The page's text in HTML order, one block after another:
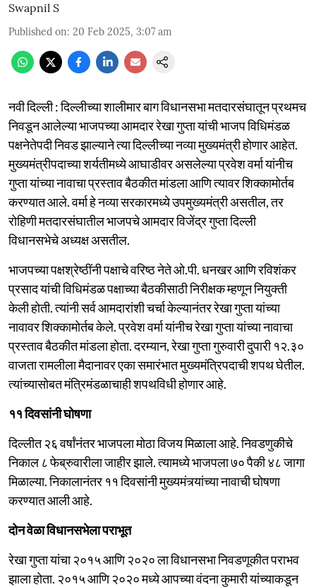
Swapnil S
Published on: 20 Feb 2025, 3:07 am
नवी दिल्ली : दिल्लीच्या शालीमार बाग विधानसभा मतदारसंघातून प्रथमच
निवडून आलेल्या भाजपच्या आमदार रेखा गुप्ता यांची भाजप विधिमंडळ
पक्षनेतेपदी निवड झाल्याने त्या दिल्लीच्या नव्या मुख्यमंत्री होणार आहेत.
मुख्यमंत्रीपदाच्या शर्यतीमध्ये आघाडीवर असलेल्या प्रवेश वर्मा यांनीच
गुप्ता यांच्या नावाचा प्रस्ताव बैठकीत मांडला आणि त्यावर शिक्कामोर्तब
करण्यात आले. वर्मा हे नव्या सरकारमध्ये उपमुख्यमंत्री असतील, तर
रोहिणी मतदारसंघातील भाजपचे आमदार विजेंद्र गुप्ता दिल्ली
विधानसभेचे अध्यक्ष असतील.
भाजपच्या पक्षश्रेष्ठींनी पक्षाचे वरिष्ठ नेते ओ.पी. धनखर आणि रविशंकर
प्रसाद यांची विधिमंडळ पक्षाच्या बैठकीसाठी निरीक्षक म्हणून नियुक्ती
केली होती. त्यांनी सर्व आमदारांशी चर्चा केल्यानंतर रेखा गुप्ता यांच्या
नावावर शिक्कामोर्तब केले. प्रवेश वर्मा यांनीच रेखा गुप्ता यांच्या नावाचा
प्रस्ताव बैठकीत मांडला होता. दरम्यान, रेखा गुप्ता गुरुवारी दुपारी १२.३०
वाजता रामलीला मैदानावर एका समारंभात मुख्यमंत्रिपदाची शपथ घेतील.
त्यांच्यासोबत मंत्रिमंडळाचाही शपथविधी होणार आहे.
११ दिवसांनी घोषणा
दिल्लीत २६ वर्षांनंतर भाजपला मोठा विजय मिळाला आहे. निवडणुकीचे
निकाल ८ फेब्रुवारीला जाहीर झाले. त्यामध्ये भाजपला ७० पैकी ४८ जागा
मिळाल्या. निकालानंतर ११ दिवसांनी मुख्यमंत्र्यांच्या नावाची घोषणा
करण्यात आली आहे.
दोन वेळा विधानसभेला पराभूत
रेखा गुप्ता यांचा २०१५ आणि २०२० ला विधानसभा निवडणूकीत पराभव
झाला होता. २०१५ आणि २०२० मध्ये आपच्या वंदना कुमारी यांच्याकडून